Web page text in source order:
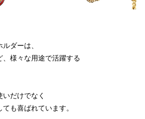
ダーは、
様々な用途で活躍する
だけでなく
も喜ばれています。